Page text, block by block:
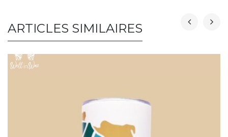
ARTICLES SIMILAIRES